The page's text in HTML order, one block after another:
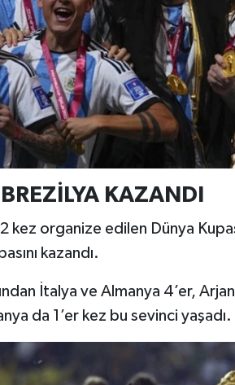
KAZANDI
kez organize edilen Dünya
kazandı.
İtalya ve Almanya 4’er,
da 1’er kez bu sevinci yaşadı.